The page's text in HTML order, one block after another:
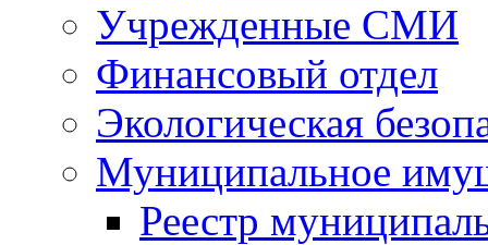
Учрежденные СМИ
Финансовый отдел
Экологическая
Муниципальное
Реестр